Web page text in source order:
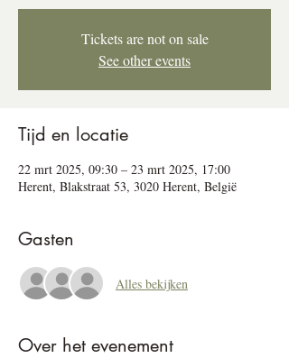
Tickets are not on sale
See other events
Tijd en locatie
22 mrt 2025, 09:30 – 23 mrt 2025, 17:00
Herent, Blakstraat 53, 3020 Herent, België
Gasten
Alles bekijken
Over het evenement